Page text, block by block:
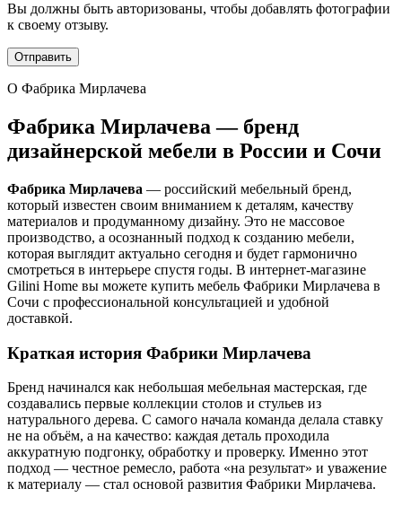
Вы должны быть авторизованы, чтобы добавлять фотографии
к своему отзыву.
О Фабрика Мирлачева
Фабрика Мирлачева — бренд
дизайнерской мебели в России и Сочи
Фабрика Мирлачева — российский мебельный бренд,
который известен своим вниманием к деталям, качеству
материалов и продуманному дизайну. Это не массовое
производство, а осознанный подход к созданию мебели,
которая выглядит актуально сегодня и будет гармонично
смотреться в интерьере спустя годы. В интернет-магазине
Gilini Home вы можете купить мебель Фабрики Мирлачева в
Сочи с профессиональной консультацией и удобной
доставкой.
Краткая история Фабрики Мирлачева
Бренд начинался как небольшая мебельная мастерская, где
создавались первые коллекции столов и стульев из
натурального дерева. С самого начала команда делала ставку
не на объём, а на качество: каждая деталь проходила
аккуратную подгонку, обработку и проверку. Именно этот
подход — честное ремесло, работа «на результат» и уважение
к материалу — стал основой развития Фабрики Мирлачева.